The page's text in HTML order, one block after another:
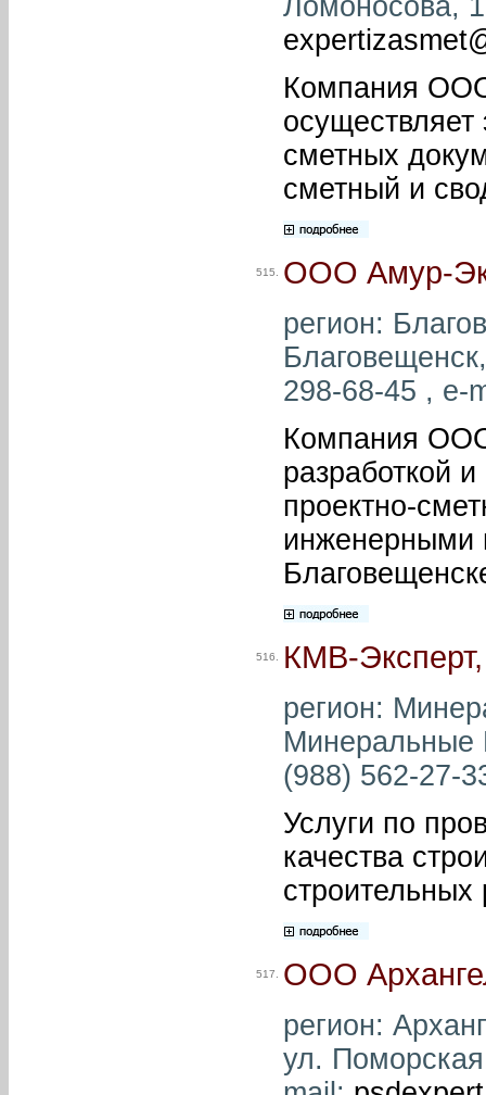
Компания ООО
осуществляет
сметных
сметный и
515. ООО Амур-
регион:
298-68-45 , e-
Компания
разработкой
проектно-
инженерными
516. КМВ-
регион:
Минеральные
(988) 562-27-
Услуги по
качества
строительных
517. ООО
регион:
ул.